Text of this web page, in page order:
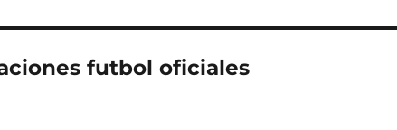
futbol oficiales